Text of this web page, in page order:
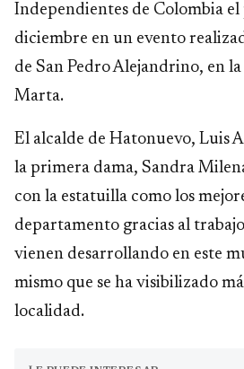
Independientes de Colombia el
diciembre en un evento
de San Pedro Alejandrino, en
Marta.
El alcalde de Hatonuevo, Luis
la primera dama, Sandra
con la estatuilla como los
departamento gracias al
vienen desarrollando en este
mismo que se ha visibilizado
localidad.